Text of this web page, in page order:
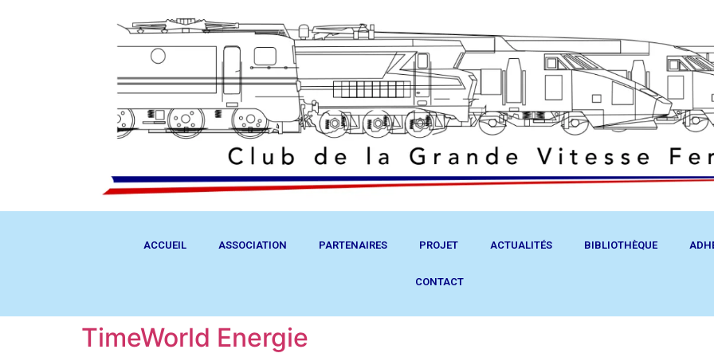
ACCUEIL ASSOCIATION PARTENAIRES PROJET ACTUALITÉS BIBLIOTHÈQUE
CONTACT
TimeWorld Energie